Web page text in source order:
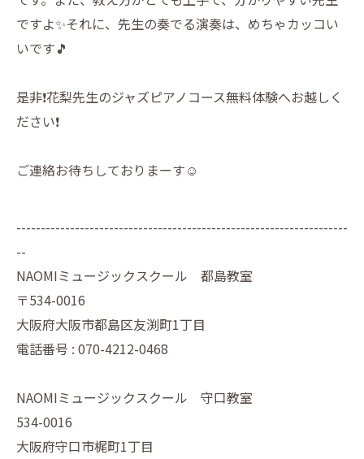
ですよ✨それに、先生の奏でる演奏は、めちゃカッコい
いです🎵
是非❗️花梨先生のジャズピアノコース無料体験へお越しく
ださい❗️
ご連絡お待ちしておりまーす☺️
--------------------------------------------------------------------
--
NAOMIミュージックスクール 都島教室
〒534-0016
大阪府大阪市都島区友渕町1丁目
電話番号 : 070-4212-0468
NAOMIミュージックスクール 守口教室
534-0016
大阪府守口市梶町1丁目